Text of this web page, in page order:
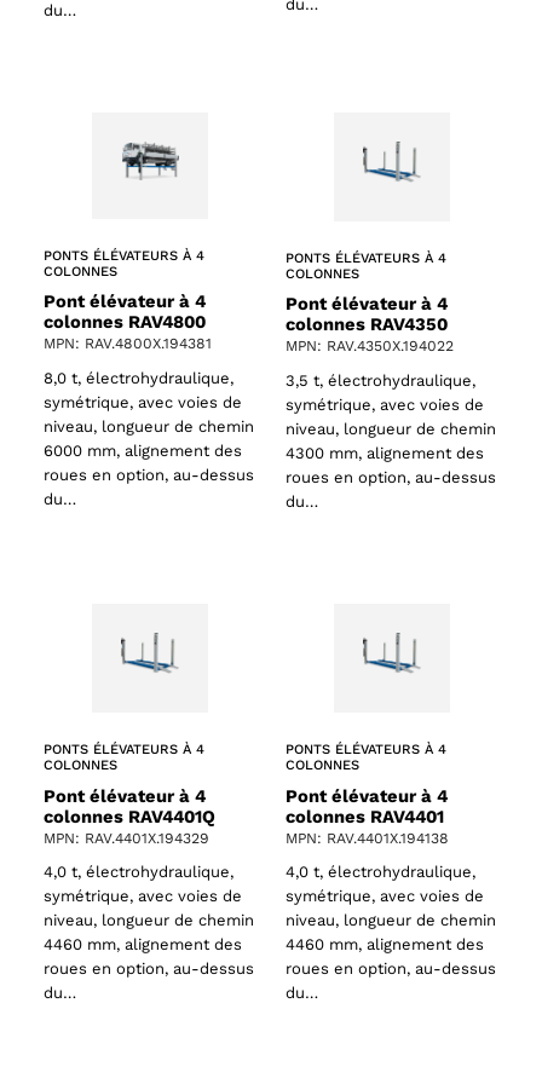
du… du…
PONTS ÉLÉVATEURS À 4
COLONNES
Pont élévateur à 4
colonnes RAV4800
MPN: RAV.4800X.194381
8,0 t, électrohydraulique,
symétrique, avec voies de
niveau, longueur de chemin
6000 mm, alignement des
roues en option, au-dessus
du…
PONTS ÉLÉVATEURS À 4
COLONNES
Pont élévateur à 4
colonnes RAV4350
MPN: RAV.4350X.194022
3,5 t, électrohydraulique,
symétrique, avec voies de
niveau, longueur de chemin
4300 mm, alignement des
roues en option, au-dessus
du…
PONTS ÉLÉVATEURS À 4
COLONNES
Pont élévateur à 4
colonnes RAV4401Q
MPN: RAV.4401X.194329
4,0 t, électrohydraulique,
symétrique, avec voies de
niveau, longueur de chemin
4460 mm, alignement des
roues en option, au-dessus
du…
PONTS ÉLÉVATEURS À 4
COLONNES
Pont élévateur à 4
colonnes RAV4401
MPN: RAV.4401X.194138
4,0 t, électrohydraulique,
symétrique, avec voies de
niveau, longueur de chemin
4460 mm, alignement des
roues en option, au-dessus
du…